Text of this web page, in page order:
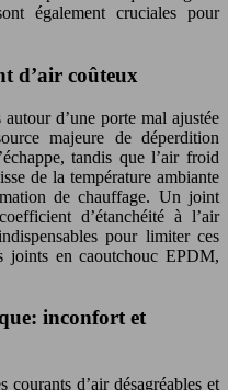
également cruciales pour
d’air coûteux
d’une porte mal ajustée
majeure de déperdition
tandis que l’air froid
de la température ambiante
de chauffage. Un joint
d’étanchéité à l’air
pour limiter ces
joints en caoutchouc EPDM,
inconfort et
courants d’air désagréables et